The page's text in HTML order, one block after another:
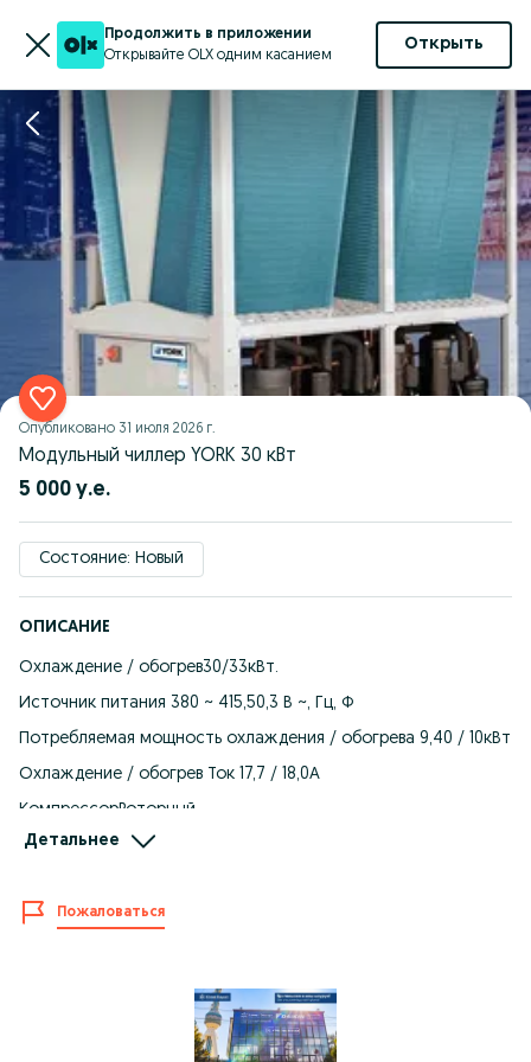
Продолжить в приложении
Открывайте OLX одним касанием
Открыть
Опубликовано 31 июля 2026 г.
Модульный чиллер YORK 30 кВт
5 000 у.е.
Состояние: Новый
ОПИСАНИЕ
Охлаждение / обогрев30/33кВт.
Источник питания 380 ~ 415,50,3 В ~, Гц, Ф
Потребляемая мощность охлаждения / обогрева 9,40 / 10кВт
Охлаждение / обогрев Ток 17,7 / 18,0А
КомпрессорРоторный
Количество компрессоров 2 шт.
Объем воздушного потока13500 м 3 / час
Размер(ШxГxВ) 1000 × 950 × 1880 мм
Вес нетто / брутто 310/325 кг
Детальнее
Пожаловаться